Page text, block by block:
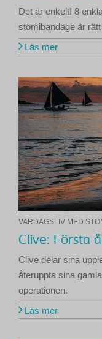
Det är enkelt! 8
stomibandage är
Läs mer
VARDAGSLIV MED
Clive: Första
Clive delar sina
återuppta sina
operationen.
Läs mer